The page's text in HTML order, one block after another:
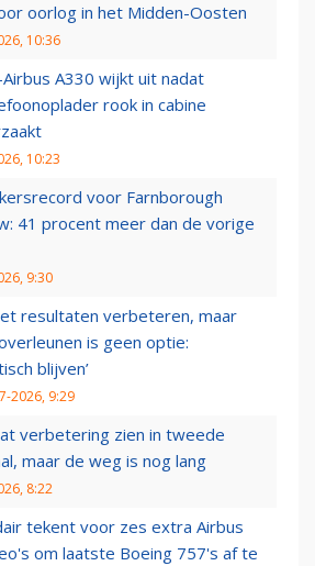
oorlog in het Midden-Oosten
10:36
Airbus A330 wijkt uit nadat
rook in cabine
10:23
voor Farnborough
41 procent meer dan de vorige
9:30
resultaten verbeteren, maar
is geen optie:
blijven’
2026, 9:29
verbetering zien in tweede
maar de weg is nog lang
8:22
tekent voor zes extra Airbus
om laatste Boeing 757's af te